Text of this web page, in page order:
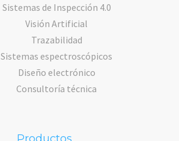
Sistemas de Inspección 4.0
Visión Artificial
Trazabilidad
Sistemas espectroscópicos
Diseño electrónico
Consultoría técnica